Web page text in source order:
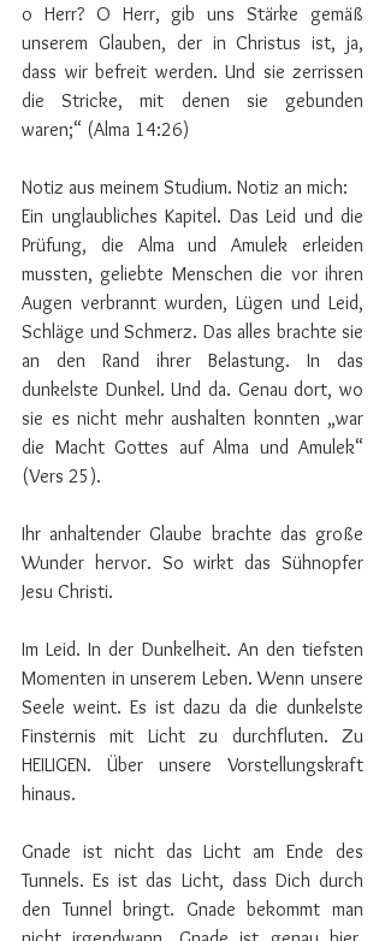
o Herr? O Herr, gib uns Stärke gemäß
unserem Glauben, der in Christus ist, ja,
dass wir befreit werden. Und sie zerrissen
die Stricke, mit denen sie gebunden
waren;“ (Alma 14:26) ⠀⠀⠀
Notiz aus meinem Studium. Notiz an mich:
Ein unglaubliches Kapitel. Das Leid und die
Prüfung, die Alma und Amulek erleiden
mussten, geliebte Menschen die vor ihren
Augen verbrannt wurden, Lügen und Leid,
Schläge und Schmerz. Das alles brachte sie
an den Rand ihrer Belastung. In das
dunkelste Dunkel. Und da. Genau dort, wo
sie es nicht mehr aushalten konnten „war
die Macht Gottes auf Alma und Amulek“
(Vers 25). ⠀⠀⠀⠀⠀⠀⠀⠀⠀⠀
Ihr anhaltender Glaube brachte das große
Wunder hervor. So wirkt das Sühnopfer
Jesu Christi.
Im Leid. In der Dunkelheit. An den tiefsten
Momenten in unserem Leben. Wenn unsere
Seele weint. Es ist dazu da die dunkelste
Finsternis mit Licht zu durchfluten. Zu
HEILIGEN. Über unsere Vorstellungskraft
hinaus.
Gnade ist nicht das Licht am Ende des
Tunnels. Es ist das Licht, dass Dich durch
den Tunnel bringt. Gnade bekommt man